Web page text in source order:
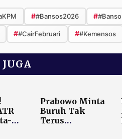
##Bansos2026 #
##CairFebruari ##Kemensos
Prabowo Minta
Buruh Tak
Terus